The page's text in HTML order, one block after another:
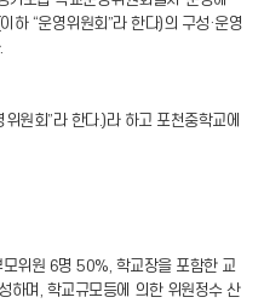
하 “운영위원회”라 한다)의 구성·운영
원회”라 한다.)라 하고 포천중학교에
위원 6명 50%, 학교장을 포함한 교
며, 학교규모등에 의한 위원정수 산